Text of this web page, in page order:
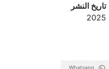
تاريخ النشر
2025
Whatsapp